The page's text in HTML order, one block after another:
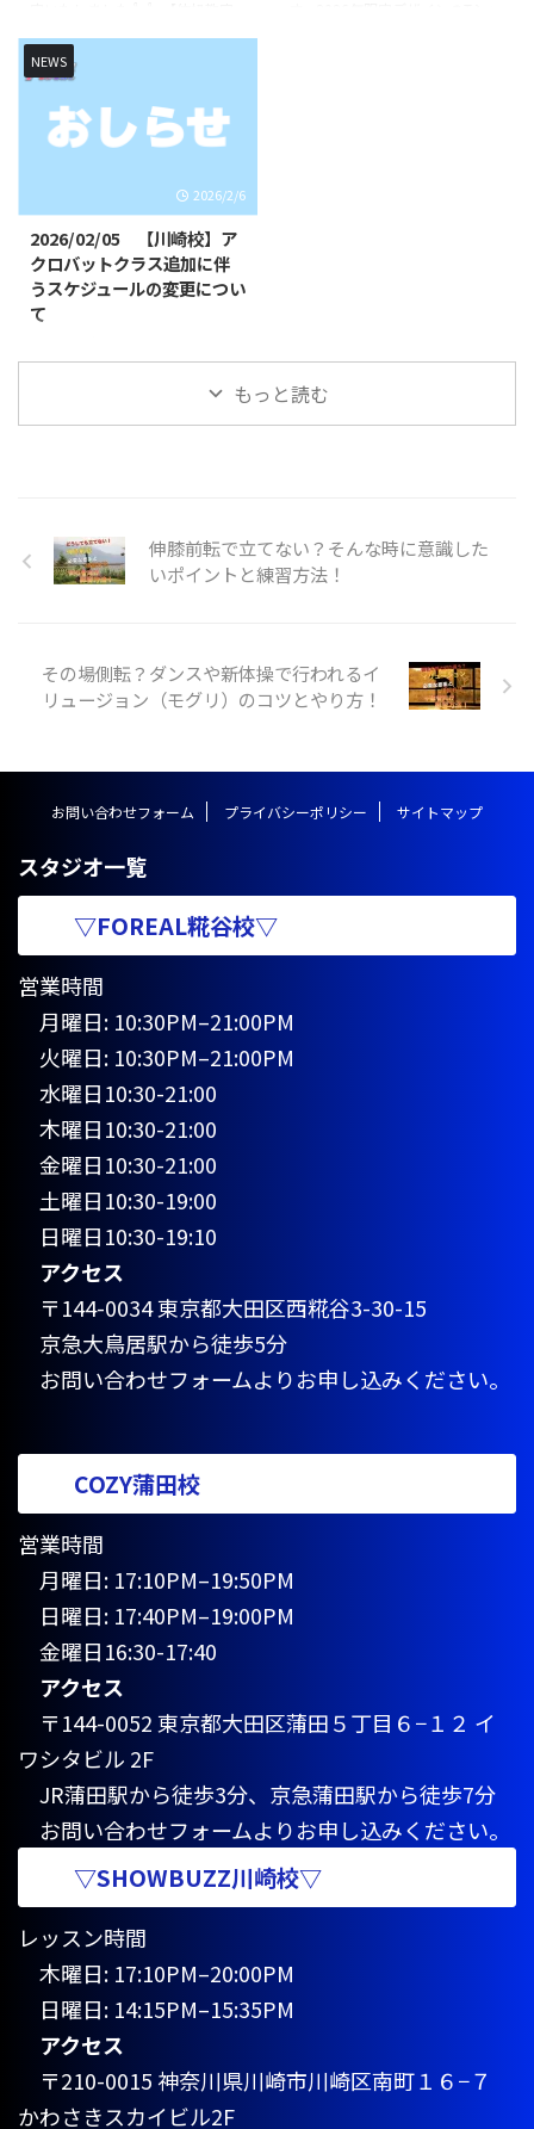
短期集中クラス】【アクロバット
短期集中クラス】を開講いたしま
す！バク転を出来るようになりた
いお子様やできるようになりたい
技など基礎基本から競技レベルの
者未経験の方でもスタッフが丁寧
全日本大会出場経験のある先生が
直接指導いたします👨‍🏫 短期集
中クラス概要 日時・日程 日程１
（キッズ体操） ①5月4日
NEWS
2026/2/6
2026/02/05 【川崎校】ア
クロバットクラス追加に伴
うスケジュールの変更につい
て
だき、誠にありがとうございま
す。 この度、川崎校のクラスを
生以上対象開講日（開講時間）：
日曜日（１４：１５〜１５：３
５）↓〈変更後〉アクロバットク
５：３０）〈新規追加クラス〉ア
クロバットクラス ※小学生以上
もっと読む
伸膝前転で立てない？そんな時に意識した
いポイントと練習方法！
その場側転？ダンスや新体操で行われるイ
リュージョン（モグリ）のコツとやり方！
お問い合わせフォーム プライバシーポリシー サイトマップ
スタジオ一覧
▽FOREAL糀谷校▽
営業時間
月曜日: 10:30PM–21:00PM
火曜日: 10:30PM–21:00PM
水曜日10:30-21:00
木曜日10:30-21:00
金曜日10:30-21:00
土曜日10:30-19:00
日曜日10:30-19:10
アクセス
〒144-0034 東京都大田区西糀谷3-30-15
京急大鳥居駅から徒歩5分
お問い合わせフォームよりお申し込みください。
COZY蒲田校
営業時間
月曜日: 17:10PM–19:50PM
日曜日: 17:40PM–19:00PM
金曜日16:30-17:40
アクセス
〒144-0052 東京都大田区蒲田５丁目６−１２ イ
ワシタビル 2F
JR蒲田駅から徒歩3分、京急蒲田駅から徒歩7分
お問い合わせフォームよりお申し込みください。
▽SHOWBUZZ川崎校▽
レッスン時間
木曜日: 17:10PM–20:00PM
日曜日: 14:15PM–15:35PM
アクセス
〒210-0015 神奈川県川崎市川崎区南町１６−７
かわさきスカイビル2F